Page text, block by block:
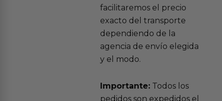
facilitaremos el precio
exacto del transporte
dependiendo de la
agencia de envío elegida
y el modo.
Importante:Todos los
pedidos son expedidos el